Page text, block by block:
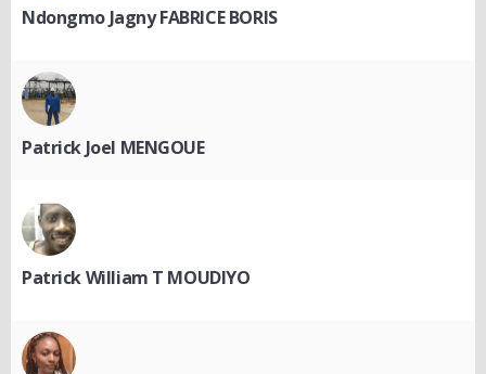
Ndongmo Jagny FABRICE BORIS
Patrick Joel MENGOUE
Patrick William T MOUDIYO